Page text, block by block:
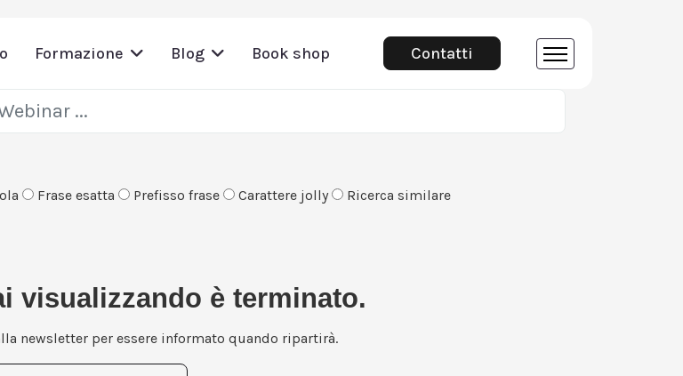
Formazione Blog Book shop Contatti
Frase esatta Prefisso frase Carattere jolly Ricerca similare
visualizzando è terminato.
newsletter per essere informato quando ripartirà.